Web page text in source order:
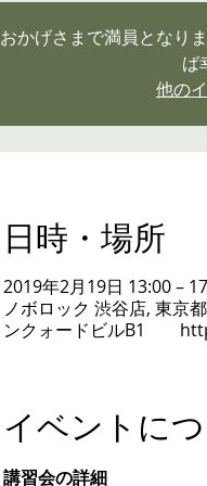
おかげさまで満員となり
ば
他の
日時・場所
2019年2月19日 13:00 –
ノボロック 渋谷店, 東京
ンクォードビルB1
イベントに
講習会の詳細